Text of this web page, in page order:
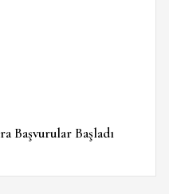
Başvurular Başladı